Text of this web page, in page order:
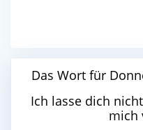
Das Wort für
Ich lasse dich
mich